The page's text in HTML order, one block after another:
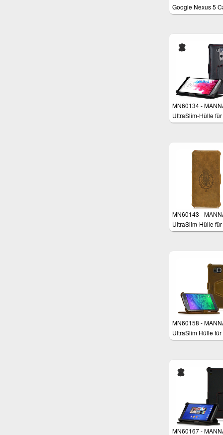
Google Nexus 5
Schutzhülle
MN60134 -
UltraSlim-Hülle
LG G3
MN60143 -
UltraSlim-Hülle
iPhone 6 Plus
MN60158 -
UltraSlim Hülle für
Samsung Galaxy
MN60167 -